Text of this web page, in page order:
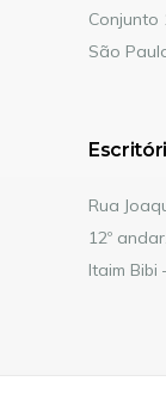
Conjunto
São
Rua
12º andar.
Itaim Bibi